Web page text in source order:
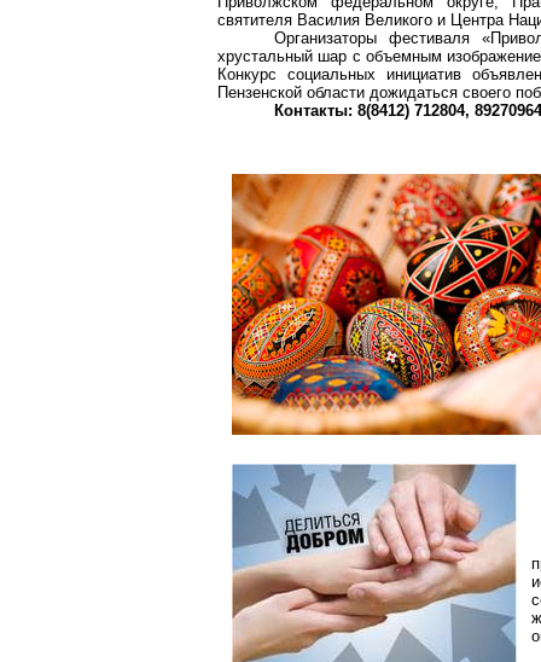
святителя Василия Великого и Центра
Организаторы фестиваля
хрустальный шар с объемным
Конкурс социальных инициатив
Пензенской области дожидаться своего
Контакты: 8(8412) 712804,